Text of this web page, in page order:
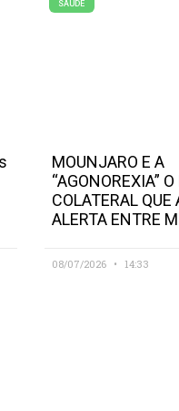
SAÚDE
MOUNJARO E A
“AGONOREXIA”
COLATERAL QUE
ALERTA ENTRE
08/07/2026 14:33